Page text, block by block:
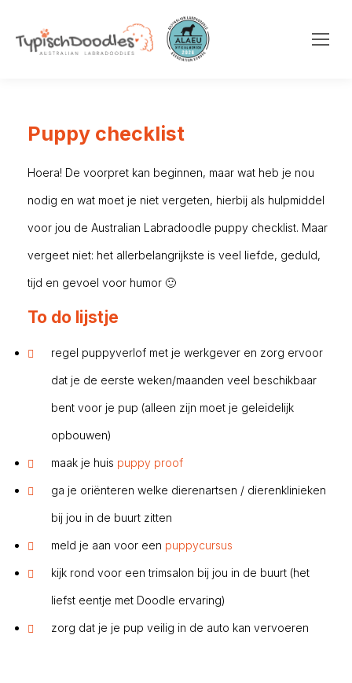
Puppy checklist
Hoera! De voorpret kan beginnen, maar wat heb je nou
nodig en wat moet je niet vergeten, hierbij als hulpmiddel
voor jou de Australian Labradoodle puppy checklist. Maar
vergeet niet: het allerbelangrijkste is veel liefde, geduld,
tijd en gevoel voor humor 🙂
To do lijstje
regel puppyverlof met je werkgever en zorg ervoor
dat je de eerste weken/maanden veel beschikbaar
bent voor je pup (alleen zijn moet je geleidelijk
opbouwen)
maak je huis puppy proof
ga je oriënteren welke dierenartsen / dierenklinieken
bij jou in de buurt zitten
meld je aan voor een puppycursus
kijk rond voor een trimsalon bij jou in de buurt (het
liefst eentje met Doodle ervaring)
zorg dat je je pup veilig in de auto kan vervoeren